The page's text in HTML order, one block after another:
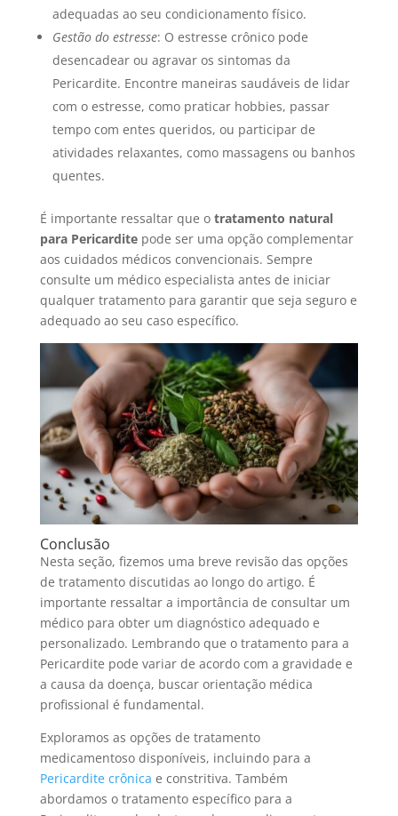
adequadas ao seu condicionamento físico.
Gestão do estresse: O estresse crônico pode
desencadear ou agravar os sintomas da
Pericardite. Encontre maneiras saudáveis de lidar
com o estresse, como praticar hobbies, passar
tempo com entes queridos, ou participar de
atividades relaxantes, como massagens ou banhos
quentes.
É importante ressaltar que o tratamento natural
para Pericarditepode ser uma opção complementar
aos cuidados médicos convencionais. Sempre
consulte um médico especialista antes de iniciar
qualquer tratamento para garantir que seja seguro e
adequado ao seu caso específico.
Conclusão
Nesta seção, fizemos uma breve revisão das opções
de tratamento discutidas ao longo do artigo. É
importante ressaltar a importância de consultar um
médico para obter um diagnóstico adequado e
personalizado. Lembrando que o tratamento para a
Pericardite pode variar de acordo com a gravidade e
a causa da doença, buscar orientação médica
profissional é fundamental.
Exploramos as opções de tratamento
medicamentoso disponíveis, incluindo para a
Pericardite crônica e constritiva. Também
abordamos o tratamento específico para a